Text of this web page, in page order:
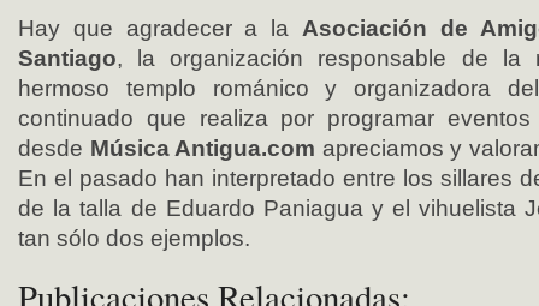
Hay que agradecer a la Asociación de
Santiago, la organización responsable de la
hermoso templo románico y organizadora
continuado que realiza por programar
desde Música Antigua.com apreciamos y
En el pasado han interpretado entre los sillares
de la talla de Eduardo Paniagua y el vihuelista
tan sólo dos ejemplos.
Publicaciones Relacionadas: